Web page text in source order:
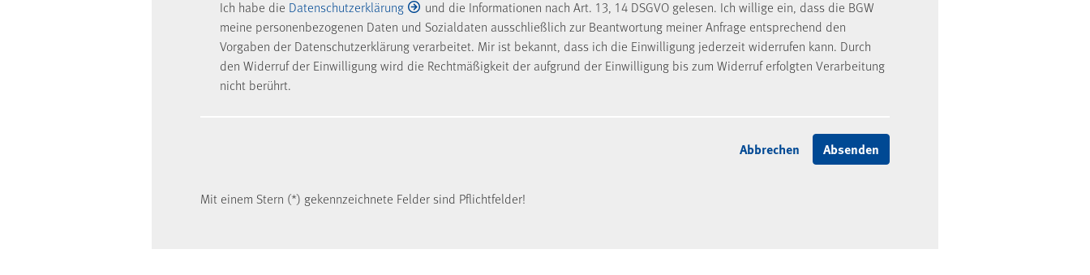
Ich habe die Datenschutzerklärung
und die Informationen nach Art. 13, 14 DSGVO gelesen. Ich willige ein, dass die BGW
meine personenbezogenen Daten und Sozialdaten ausschließlich zur Beantwortung meiner Anfrage entsprechend den
Vorgaben der Datenschutzerklärung verarbeitet. Mir ist bekannt, dass ich die Einwilligung jederzeit widerrufen kann. Durch
den Widerruf der Einwilligung wird die Rechtmäßigkeit der aufgrund der Einwilligung bis zum Widerruf erfolgten Verarbeitung
nicht berührt.
Mit einem Stern (*) gekennzeichnete Felder sind Pflichtfelder!